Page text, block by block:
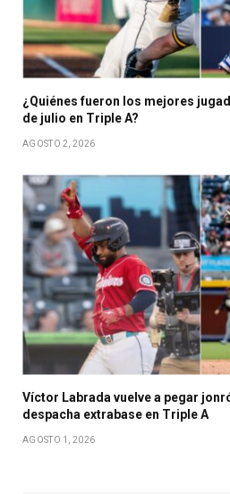
¿Quiénes fueron los mejores
de julio en Triple A?
AGOSTO 2, 2026
Víctor Labrada vuelve a pegar
despacha extrabase en Triple A
AGOSTO 1, 2026